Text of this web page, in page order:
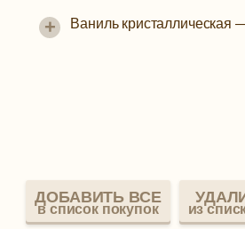
Ваниль кристаллическая
+
ДОБАВИТЬ ВСЕ
в список покупок из